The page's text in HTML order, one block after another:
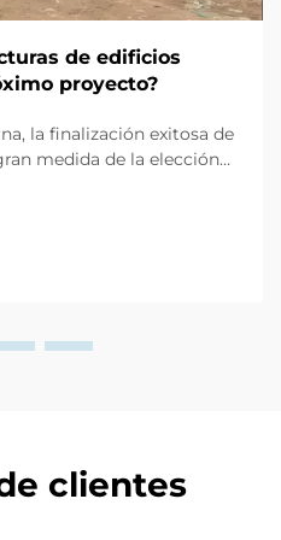
de edificios
proyecto?
la finalización exitosa de
medida de la elección
en casas e incluso en
propósito de este artículo
clientes